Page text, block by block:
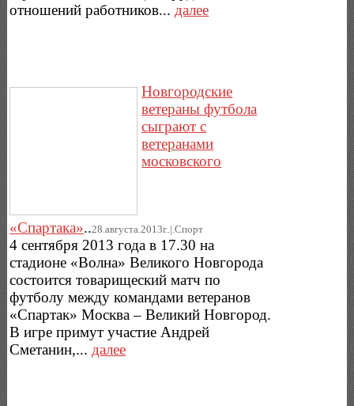
отношений работников... далее
Новгородские
ветераны футбола
сыграют с
ветеранами
московского
«Спартака»..28.августа.2013г..|.Спорт
4 сентября 2013 года в 17.30 на
стадионе «Волна» Великого Новгорода
состоится товарищеский матч по
футболу между командами ветеранов
«Спартак» Москва – Великий Новгород.
В игре примут участие Андрей
Сметанин,... далее